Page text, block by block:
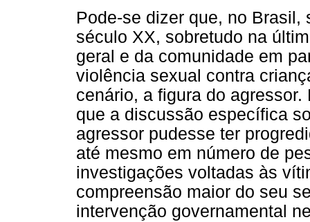
Pode-se dizer que, no Brasil,
século XX, sobretudo na
geral e da comunidade em
violência sexual contra
cenário, a figura do
que a discussão específica
agressor pudesse ter
até mesmo em número de
investigações voltadas às
compreensão maior do seu
intervenção governamental